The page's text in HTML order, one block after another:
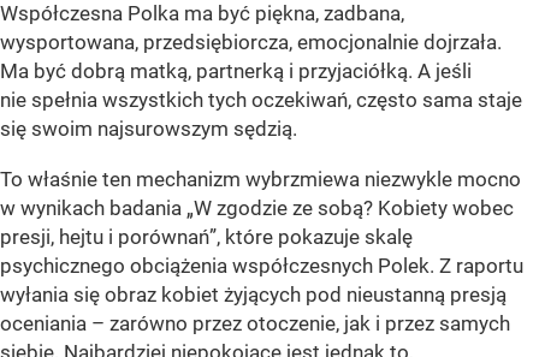
Współczesna Polka ma być piękna, zadbana,
wysportowana, przedsiębiorcza, emocjonalnie dojrzała.
Ma być dobrą matką, partnerką i przyjaciółką. A jeśli
nie spełnia wszystkich tych oczekiwań, często sama staje
się swoim najsurowszym sędzią.
To właśnie ten mechanizm wybrzmiewa niezwykle mocno
w wynikach badania „W zgodzie ze sobą? Kobiety wobec
presji, hejtu i porównań”, które pokazuje skalę
psychicznego obciążenia współczesnych Polek. Z raportu
wyłania się obraz kobiet żyjących pod nieustanną presją
oceniania – zarówno przez otoczenie, jak i przez samych